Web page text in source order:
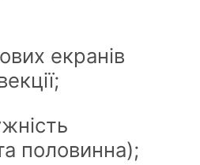
екранів
половинна);